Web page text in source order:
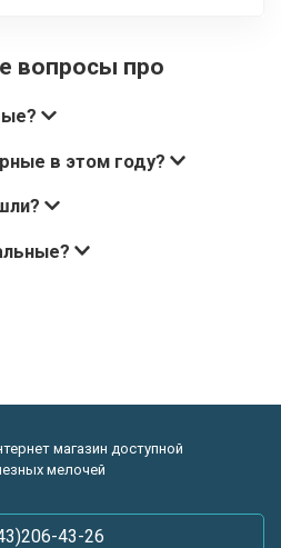
вопросы про
в этом году?
магазин доступной
мелочей
43-26